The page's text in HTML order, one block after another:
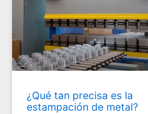
¿Qué tan precisa es la
estampación de metal?